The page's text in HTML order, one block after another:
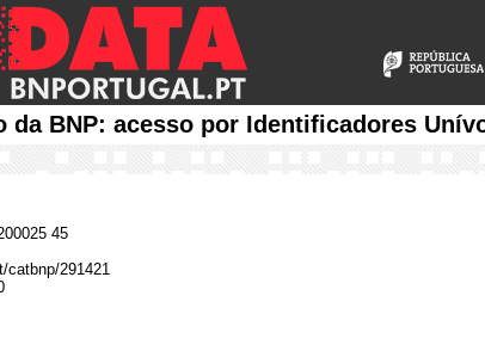
da BNP: acesso por Identificadores
45
catbnp/291421